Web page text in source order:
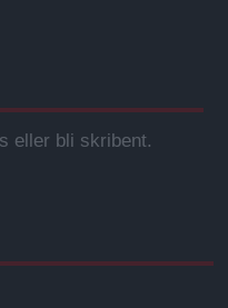
eller bli skribent.